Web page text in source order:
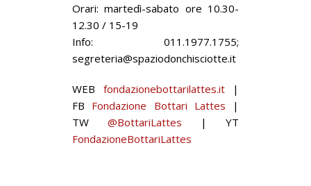
Orari: martedì-sabato ore 10.30-
12.30 / 15-19
Info: 011.1977.1755;
segreteria@spaziodonchisciotte.it
WEB fondazionebottarilattes.it|
FB Fondazione Bottari Lattes |
TW @BottariLattes | YT
FondazioneBottariLattes